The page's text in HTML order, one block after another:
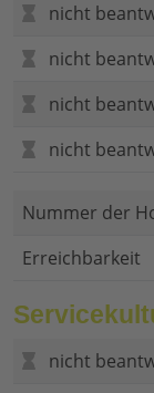
nicht
nicht
nicht
nicht
Nummer der
Erreichbarkeit
nicht